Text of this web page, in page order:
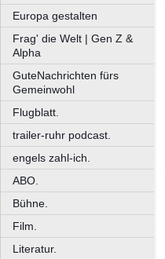
Europa gestalten
Frag' die Welt | Gen Z &
Alpha
GuteNachrichten fürs
Gemeinwohl
Flugblatt.
trailer-ruhr podcast.
engels zahl-ich.
ABO.
Bühne.
Film.
Literatur.